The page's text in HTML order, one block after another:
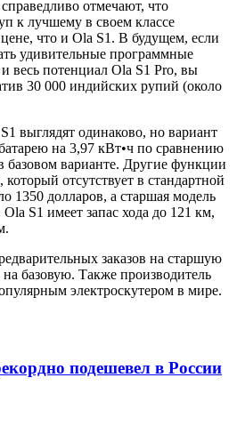
отмечают, что
к лучшему в своем классе
что и Ola S1. В будущем, если
удивительные программные
весь потенциал Ola S1 Pro, вы
30 000 индийских рупий (около
выглядят одинаково, но вариант
на 3,97 кВт•ч по сравнению
базовом варианте. Другие функции
отсутствует в стандартной
1350 долларов, а старшая модель
S1 имеет запас хода до 121 км,
заказов на старшую
базовую. Также производитель
электроскутером в мире.
подешевел в России